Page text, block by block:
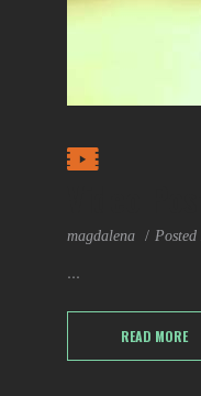
magdalena Posted
...
READ MORE